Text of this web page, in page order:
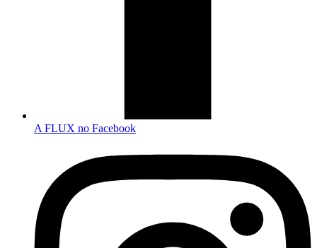
A FLUX no Facebook